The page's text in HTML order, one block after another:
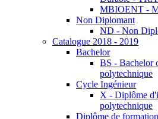
MBIOENT -
Non Diplomant
ND - Non
Catalogue 2018 - 2019
Bachelor
BS - Bachelor
polytechnique
Cycle Ingénieur
X - Diplôme
polytechnique
Diplôme de